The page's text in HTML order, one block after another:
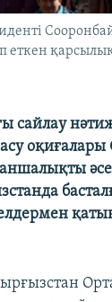
еткен
сайлау